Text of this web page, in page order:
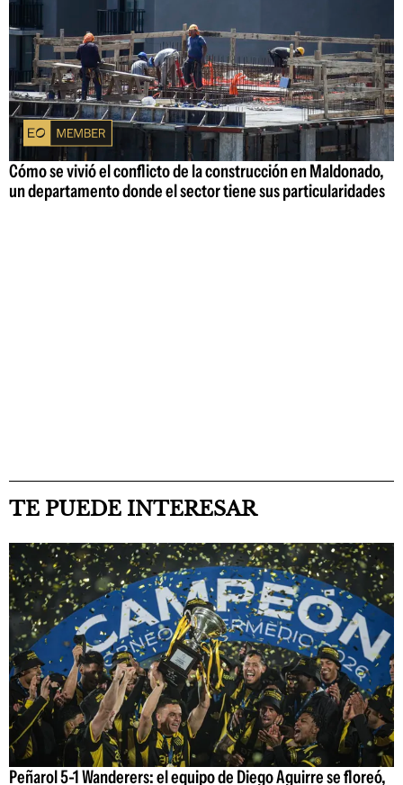
Cómo se vivió el conflicto de la construcción en Maldonado,
un departamento donde el sector tiene sus particularidades
TE PUEDE INTERESAR
Peñarol 5-1 Wanderers: el equipo de Diego Aguirre se floreó,